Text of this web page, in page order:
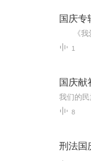
国庆专
1
国庆献
8
刑法国